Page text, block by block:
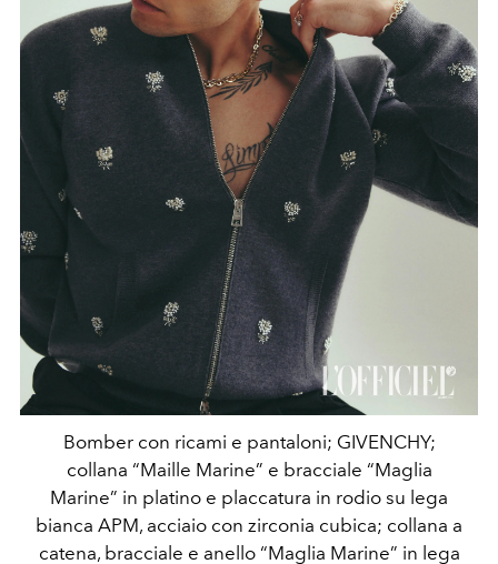
Bomber con ricami e pantaloni; GIVENCHY;
collana “Maille Marine” e bracciale “Maglia
Marine” in platino e placcatura in rodio su lega
bianca APM, acciaio con zirconia cubica; collana a
catena, bracciale e anello “Maglia Marine” in lega